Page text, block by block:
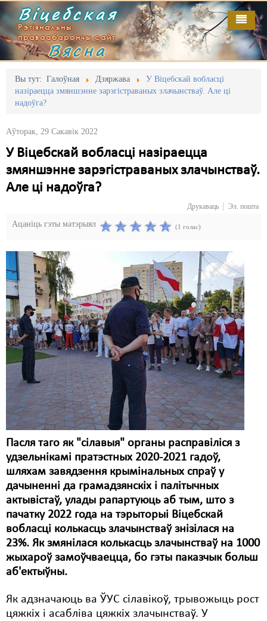
Віцебская
Рэгіянальны
праваабарончы сайт
Вясна
Вы тут: Галоўная Дзяржава
У Віцебскай вобласці
назіраецца змяншэнне зарэгістраваных злачынстваў. Але ці
надоўга?
Аўторак, 29 Сакавік 2022
У Віцебскай вобласці назіраецца
змяншэнне зарэгістраваных злачынстваў.
Але ці надоўга?
Друкаваць Эл. пошта
Ацаніць гэты матэрыял (1 голас)
Пасля таго як "сілавыя" органы расправіліся з
удзельнікамі пратэстных 2020-2021 гадоў,
шляхам завядзення крымінальных спраў у
дачыненні да грамадзянскіх і палітычных
актывістаў, улады рапартуюць аб тым, што з
пачатку 2022 года на тэрыторыі Віцебскай
вобласці колькасць злачынстваў знізілася на
23%. Як змянілася колькасць злачынстваў на 1000
жыхароў замоўчваецца, бо гэты паказчык больш
аб'ектыўны.
Як адзначаюць ва ЎУС сілавікоў, трывожыць рост
цяжкіх і асабліва цяжкіх злачынстваў. У
Галоўная
Адміністрацыйны перасьлед
Акцыі
Выбары
Грамадзянскія ініцыятывы
Дзяржава
Дыскрымінацыя
Карная псыхіятрыя
КПЧ ААН
Культурныя правы
ЛПП
Мігранты
Мірныя сходы
Палітвязьні
Правы дзіцяці
Пэнітэнцыярная сыстэма
Распальваньне варожасьці
Рознае
Свабода слова
Свабода сумленьня
Суд
Выданьні
Відэа
Пра нас
RSS